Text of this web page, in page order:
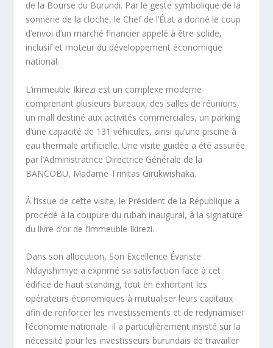
de la Bourse du Burundi. Par le geste symbolique de la
sonnerie de la cloche, le Chef de l’État a donné le coup
d’envoi d’un marché financier appelé à être solide,
inclusif et moteur du développement économique
national.
L’immeuble Ikirezi est un complexe moderne
comprenant plusieurs bureaux, des salles de réunions,
un mall destiné aux activités commerciales, un parking
d’une capacité de 131 véhicules, ainsi qu’une piscine à
eau thermale artificielle. Une visite guidée a été assurée
par l’Administratrice Directrice Générale de la
BANCOBU, Madame Trinitas Girukwishaka.
À l’issue de cette visite, le Président de la République a
procédé à la coupure du ruban inaugural, à la signature
du livre d’or de l’immeuble Ikirezi.
Dans son allocution, Son Excellence Évariste
Ndayishimiye a exprimé sa satisfaction face à cet
édifice de haut standing, tout en exhortant les
opérateurs économiques à mutualiser leurs capitaux
afin de renforcer les investissements et de redynamiser
l’économie nationale. Il a particulièrement insisté sur la
nécessité pour les investisseurs burundais de travailler